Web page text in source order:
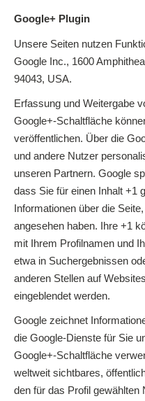
Google+ Plugin
Unsere Seiten nutzen
Google Inc., 1600
94043, USA.
Erfassung und Weitergabe
Google+-Schaltfläche
veröffentlichen. Über die
und andere Nutzer
unseren Partnern. Google
dass Sie für einen Inhalt +1
Informationen über die
angesehen haben. Ihre +1
mit Ihrem Profilnamen und
etwa in Suchergebnissen
anderen Stellen auf
eingeblendet werden.
Google zeichnet
die Google-Dienste für Sie
Google+-Schaltfläche
weltweit sichtbares,
den für das Profil